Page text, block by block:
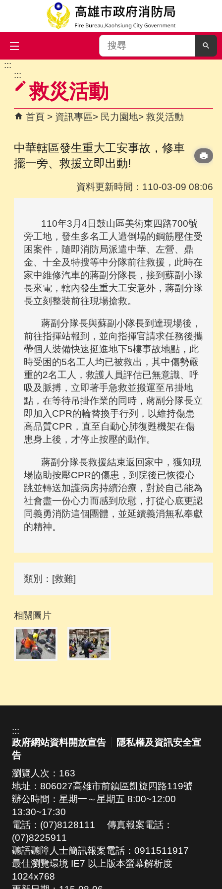
跳到主要內容區塊
搜
尋
:::
:::
救災活動
首頁 資訊專區 民力園地 救災活動
中華轄區發生重大工安事故，修車
擺一旁、救援立即出動!
資料更新時間：110-03-09 08:06
110年3月4日鼓山區美術東四路700號
旁工地，發生多名工人遭倒塌的鋼筋壓住受
困案件，隨即消防局派遣中華、左營、鼎
金、十全及特搜等中分隊前往救援，此時在
家中維修汽車的蔣副分隊長，接到蘇副小隊
長來電，轄內發生重大工安意外，蔣副分隊
長立刻整裝前往現場搶救。
蔣副分隊長與蘇副小隊長到達現場後，
前往指揮站報到，並向指揮官請求任務後攜
帶個人裝備快速挺進地下5樓事故地點，此
時受困的5名工人均已被救出，其中傷勢嚴
重的2名工人，救護人員評估已無意識、呼
吸及脈搏，立即著手急救並搬運至吊掛地
點，在等待吊掛作業的同時，蔣副分隊長立
即加入CPR的輪替換手行列，以維持傷患
高品質CPR，直至自動心肺復甦機架在傷
患身上後，才停止按壓的動作。
蔣副分隊長救援結束返回家中，獲知現
場協助按壓CPR的傷患，到院後已恢復心
跳並轉送加護病房持續治療，對於自己能為
社會盡一份心力而感到欣慰，打從心底更認
同義勇消防這個團體，並延續義消無私奉獻
的精神。
類別：[救難]
相關圖片
:::
政府網站資料開放宣告
隱私權及資訊安全宣
告
瀏覽人次： 163
地址：806027高雄市前鎮區凱旋四路119號
辦公時間：星期一～星期五 8:00~12:00
13:30~17:30
電話：(07)8128111 傳真報案電話：
(07)8225911
聽語聽障人士簡訊報案電話：0911511917
最佳瀏覽環境 IE7 以上版本螢幕解析度
1024x768